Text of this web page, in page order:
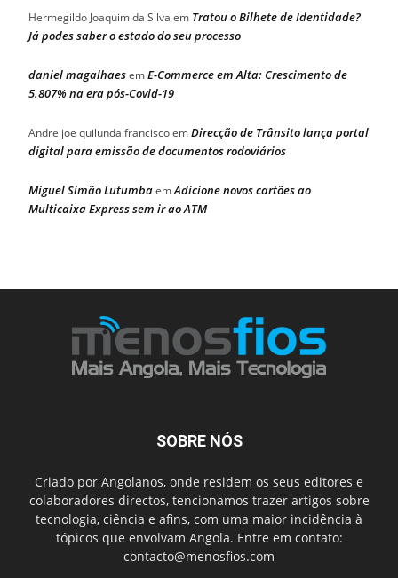
Hermegildo Joaquim da Silva em Tratou o Bilhete de Identidade?
Já podes saber o estado do seu processo
daniel magalhaesemE-Commerce em Alta: Crescimento de
5.807% na era pós-Covid-19
Andre joe quilunda franciscoemDirecção de Trânsito lança portal
digital para emissão de documentos rodoviários
Miguel Simão LutumbaemAdicione novos cartões ao
Multicaixa Express sem ir ao ATM
SOBRE NÓS
Criado por Angolanos, onde residem os seus editores e
colaboradores directos, tencionamos trazer artigos sobre
tecnologia, ciência e afins, com uma maior incidência à
tópicos que envolvam Angola. Entre em contato:
contacto@menosfios.com